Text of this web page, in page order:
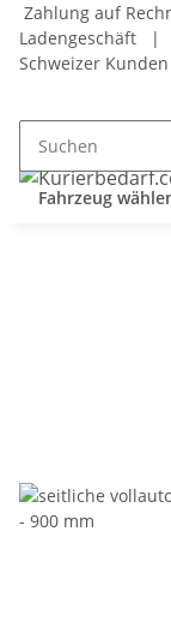
Zahlung auf
Ladengeschäft
|
Schweizer Kunden
Fahrzeug